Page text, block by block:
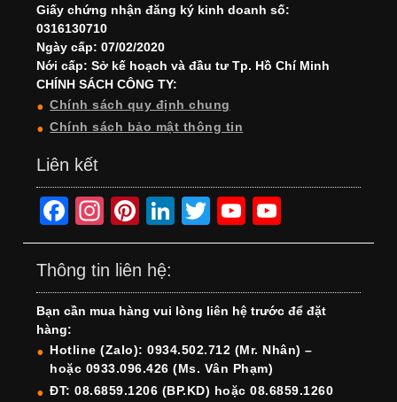
Giấy chứng nhận đăng ký kinh doanh số:
0316130710
Ngày cấp: 07/02/2020
Nới cấp: Sở kế hoạch và đầu tư Tp. Hồ Chí Minh
CHÍNH SÁCH CÔNG TY:
Chính sách quy định chung
Chính sách bảo mật thông tin
Liên kết
F
a
c
e
b
o
o
In
st
a
gr
a
m
Pi
nt
er
e
st
Li
n
e
dI
n
T
wi
er
Y
o
T
u
b
e
o
T
u
b
e
Thông tin liên hệ:
Bạn cần mua hàng vui lòng liên hệ trước để đặt
hàng:
Hotline (Zalo): 0934.502.712 (Mr. Nhân) –
hoặc 0933.096.426 (Ms. Vân Phạm)
ĐT: 08.6859.1206 (BP.KD) hoặc 08.6859.1260